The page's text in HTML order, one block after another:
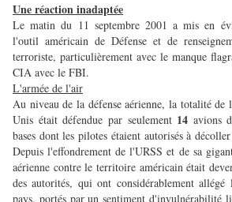
Une réaction inadaptée
Le matin du 11 septembre 2001 a mis en
l'outil américain de Défense et de
terroriste, particulièrement avec le manque
CIA avec le FBI.
L'armée de l'air
Au niveau de la défense aérienne, la totalité de
Unis était défendue par seulement 14 avions
bases dont les pilotes étaient autorisés à
Depuis l'effondrement de l'URSS et de sa
aérienne contre le territoire américain était
des autorités, qui ont considérablement
pays, portés par un sentiment d'invulnérabilité